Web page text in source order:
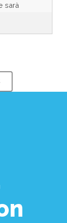
sarà
al 27 ...